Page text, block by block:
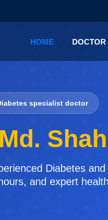
HOME DOCTOR
specialist doctor
Diabetes
and expert